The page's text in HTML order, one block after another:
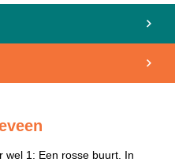
wel 1: Een rosse buurt. In